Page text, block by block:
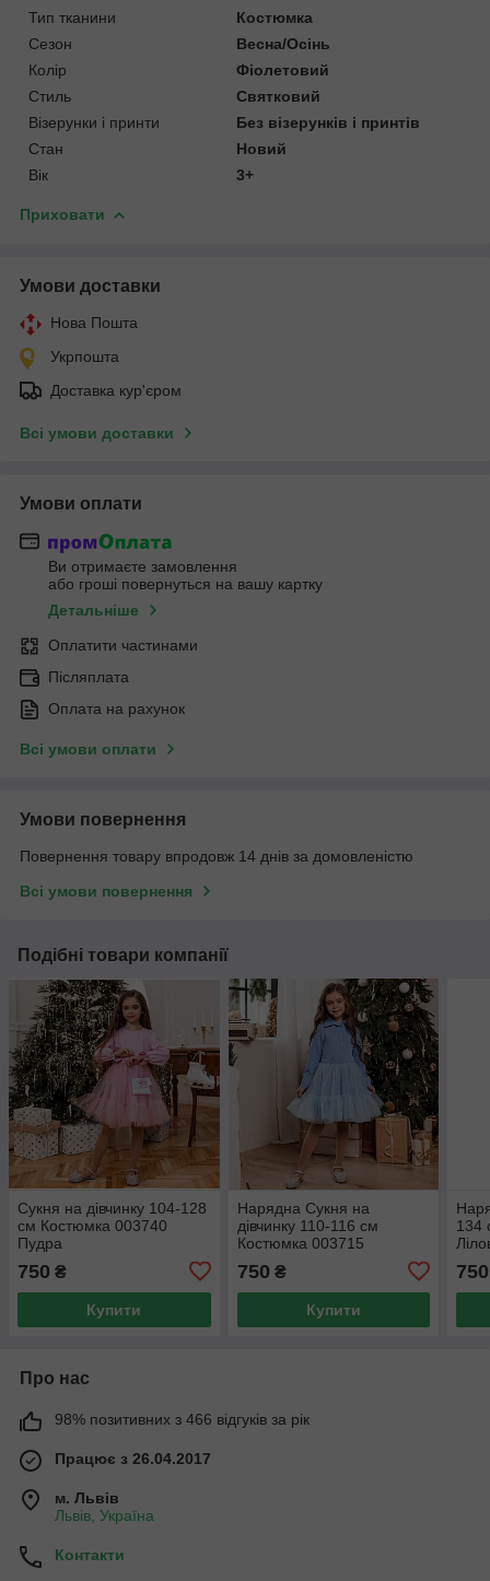
Тип тканини
Костюмка
Сезон
Весна/Осінь
Колір
Фіолетовий
Стиль
Святковий
Візерунки і принти
Без візерунків і принтів
Стан
Новий
Вік
3+
Приховати
Умови доставки
Нова Пошта
Укрпошта
Доставка кур'єром
Всі умови доставки
Умови оплати
Ви отримаєте замовлення
або гроші повернуться на вашу картку
Детальніше
Оплатити частинами
Післяплата
Оплата на рахунок
Всі умови оплати
Умови повернення
Повернення товару впродовж 14 днів за домовленістю
Всі умови повернення
Подібні товари компанії
Сукня на дівчинку 104-128
см Костюмка 003740
Пудра
750 ₴
Купити
Нарядна Сукня на
дівчинку 110-116 см
Костюмка 003715
750 ₴
Купити
134
750
Про нас
98% позитивних з 466 відгуків за рік
Працює з 26.04.2017
м. Львів
Львів, Україна
Контакти